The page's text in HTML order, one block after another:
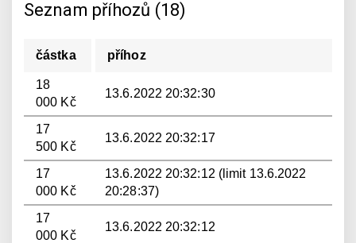
Seznam příhozů (18)
částka příhoz
18
000 Kč
13.6.2022 20:32:30
17
500 Kč
13.6.2022 20:32:17
17
000 Kč
13.6.2022 20:32:12 (limit 13.6.2022
20:28:37)
17
000 Kč
13.6.2022 20:32:12